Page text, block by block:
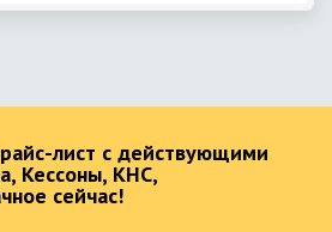
лист с действующими
Кессоны, КНС,
сейчас!